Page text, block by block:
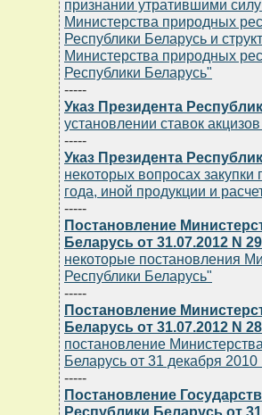
признании утратившими
Министерства природных
Республики Беларусь и
Министерства природных
Республики Беларусь"
-----
Указ Президента
установлении ставок
-----
Указ Президента
некоторых вопросах
года, иной продукции и
-----
Постановление
Беларусь от 31.07.2012 N 29
некоторые постановления
Республики Беларусь"
-----
Постановление
Беларусь от 31.07.2012 N 28
постановление
Беларусь от 31 декабря 2010
-----
Постановление
Республики Беларусь от